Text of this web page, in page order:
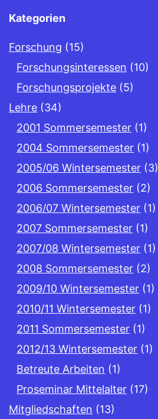
Kategorien
Forschung (15)
Forschungsinteressen (10)
Forschungsprojekte (5)
Lehre (34)
2001 Sommersemester (1)
2004 Sommersemester (1)
2005/06 Wintersemester (3)
2006 Sommersemester (2)
2006/07 Wintersemester (1)
2007 Sommersemester (1)
2007/08 Wintersemester (1)
2008 Sommersemester (2)
2009/10 Wintersemester (1)
2010/11 Wintersemester (1)
2011 Sommersemester (1)
2012/13 Wintersemester (1)
Betreute Arbeiten (1)
Proseminar Mittelalter (17)
Mitgliedschaften (13)